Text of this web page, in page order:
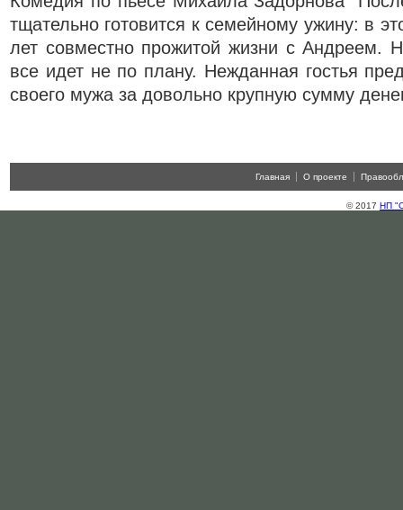
тщательно готовится к семейному ужину: в
лет совместно прожитой жизни с Андреем.
все идет не по плану. Нежданная гостья
своего мужа за довольно крупную сумму
Главная О проекте
© 2017 НП